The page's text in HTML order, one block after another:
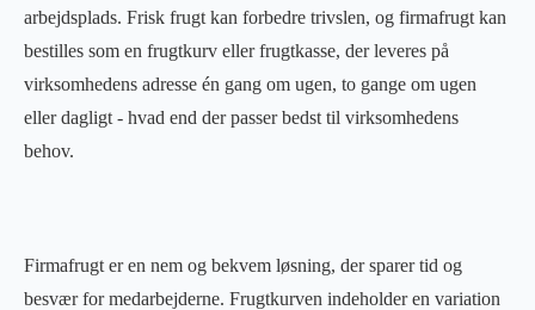
arbejdsplads. Frisk frugt kan forbedre trivslen, og firmafrugt kan
bestilles som en frugtkurv eller frugtkasse, der leveres på
virksomhedens adresse én gang om ugen, to gange om ugen
eller dagligt - hvad end der passer bedst til virksomhedens
behov.
Firmafrugt er en nem og bekvem løsning, der sparer tid og
besvær for medarbejderne. Frugtkurven indeholder en variation